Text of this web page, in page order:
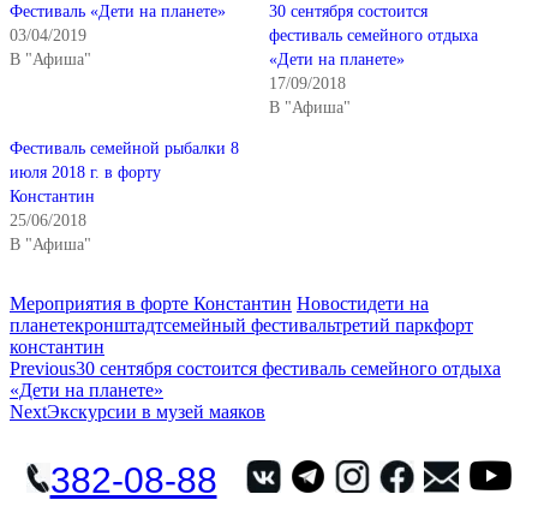
Фестиваль «Дети на планете»
03/04/2019
В "Афиша"
30 сентября состоится
фестиваль семейного отдыха
«Дети на планете»
17/09/2018
В "Афиша"
Фестиваль семейной рыбалки 8
июля 2018 г. в форту
Константин
25/06/2018
В "Афиша"
Categories
Мероприятия в форте Константин НовостиTags
дети на
планетекронштадтсемейный фестивальтретий паркфорт
константин
Навигация
по
Previous30 сентября состоится фестиваль семейного отдыха
«Дети на планете»
NextЭкскурсии в музей маяков
382-08-88